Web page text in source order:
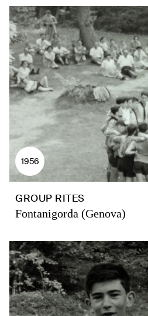
1956
GROUP RITES
Fontanigorda (Genova)